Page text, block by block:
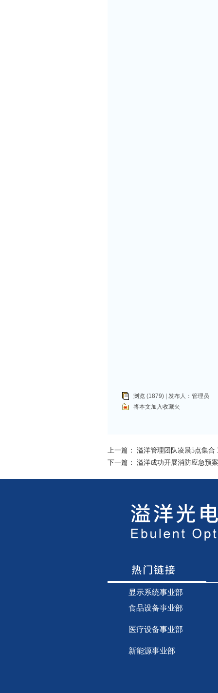
浏览 (1879) | 发布人： 管理员
将本文加入收藏夹
上一篇： 溢洋管理团队凌晨5点集
下一篇： 溢洋成功开展消防应急预
显示系统事业部
食品设备事业部
医疗设备事业部
新能源事业部